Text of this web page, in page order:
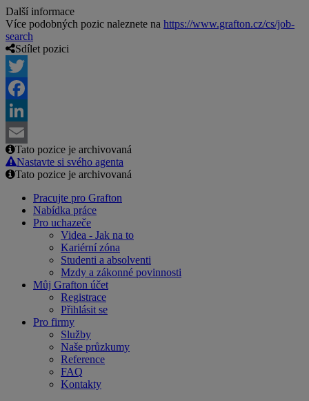
Další informace
Více podobných pozic naleznete na https://www.grafton.cz/cs/job-
search
Sdílet pozici
Twitter
Facebook
LinkedIn
Email
Tato pozice je archivovaná
Nastavte si svého agenta
Tato pozice je archivovaná
Pracujte pro Grafton
Nabídka práce
Pro uchazeče
Videa - Jak na to
Kariérní zóna
Studenti a absolventi
Mzdy a zákonné povinnosti
Můj Grafton účet
Registrace
Přihlásit se
Pro firmy
Služby
Naše průzkumy
Reference
FAQ
Kontakty